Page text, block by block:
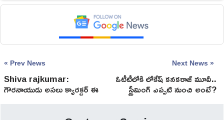
« Prev News
Shiva rajkumar:
గౌరనాయుడు అసలు క్యారక్టర్ ఈ
హీరోదే.. థియేటర్లు దద్దరిల్లడం
Next News »
ఓటీటీలోకి లోకేష్ క‌న‌క‌రాజ్ మూవీ..
స్ట్రీమింగ్ ఎప్ప‌టి నుంచి అంటే?